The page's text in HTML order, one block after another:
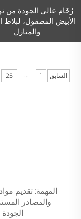
رُخَام عالي الجودة من
الأبيض المصقول، لبلاط
والمنازل
السابق 1
...
25
المهمة: تقديم
والمصادر